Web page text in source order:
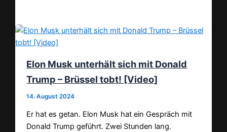
Elon Musk unterhält sich mit Donald
Trump – Brüssel tobt! [Video]
14. August 2024
Er hat es getan. Elon Musk hat ein Gespräch mit
Donald Trump geführt. Zwei Stunden lang.